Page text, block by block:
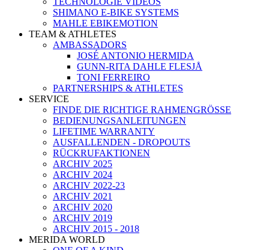
SHIMANO E-BIKE SYSTEMS
MAHLE EBIKEMOTION
TEAM & ATHLETES
AMBASSADORS
JOSÉ ANTONIO HERMIDA
GUNN-RITA DAHLE FLESJÅ
TONI FERREIRO
PARTNERSHIPS & ATHLETES
SERVICE
FINDE DIE RICHTIGE RAHMENGRÖSSE
BEDIENUNGSANLEITUNGEN
LIFETIME WARRANTY
AUSFALLENDEN - DROPOUTS
RÜCKRUFAKTIONEN
ARCHIV 2025
ARCHIV 2024
ARCHIV 2022-23
ARCHIV 2021
ARCHIV 2020
ARCHIV 2019
ARCHIV 2015 - 2018
MERIDA WORLD